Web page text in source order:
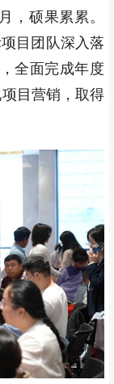
，硕果累累。
目团队深入落
全面完成年度
目营销，取得